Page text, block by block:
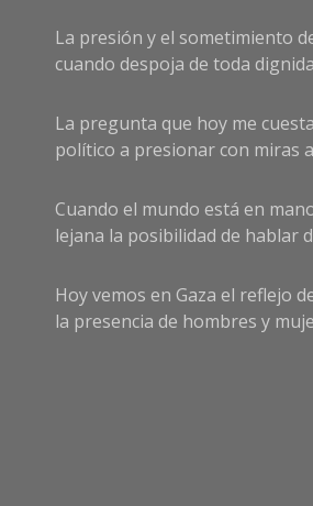
La presión y el sometimiento
cuando despoja de toda
La pregunta que hoy me
político a presionar con miras
Cuando el mundo está en
lejana la posibilidad de hablar
Hoy vemos en Gaza el reflejo
la presencia de hombres y